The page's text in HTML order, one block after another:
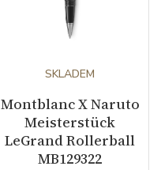
SKLADEM
Montblanc X Naruto
Meisterstück
LeGrand Rollerball
MB129322